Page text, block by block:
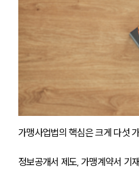
가맹사업법의 핵심은 크게 다섯
정보공개서 제도, 가맹계약서 기